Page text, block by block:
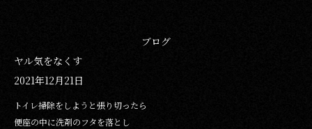
ブログ
ヤル気をなくす
2021年12月21日
トイレ掃除をしようと張り切ったら
便座の中に洗剤のフタを落とし